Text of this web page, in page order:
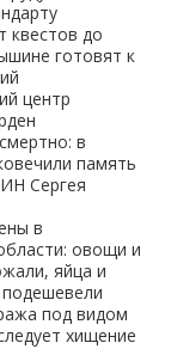
квестов до
готовят к
центр
в
память
Сергея
в
овощи и
яйца и
под видом
хищение